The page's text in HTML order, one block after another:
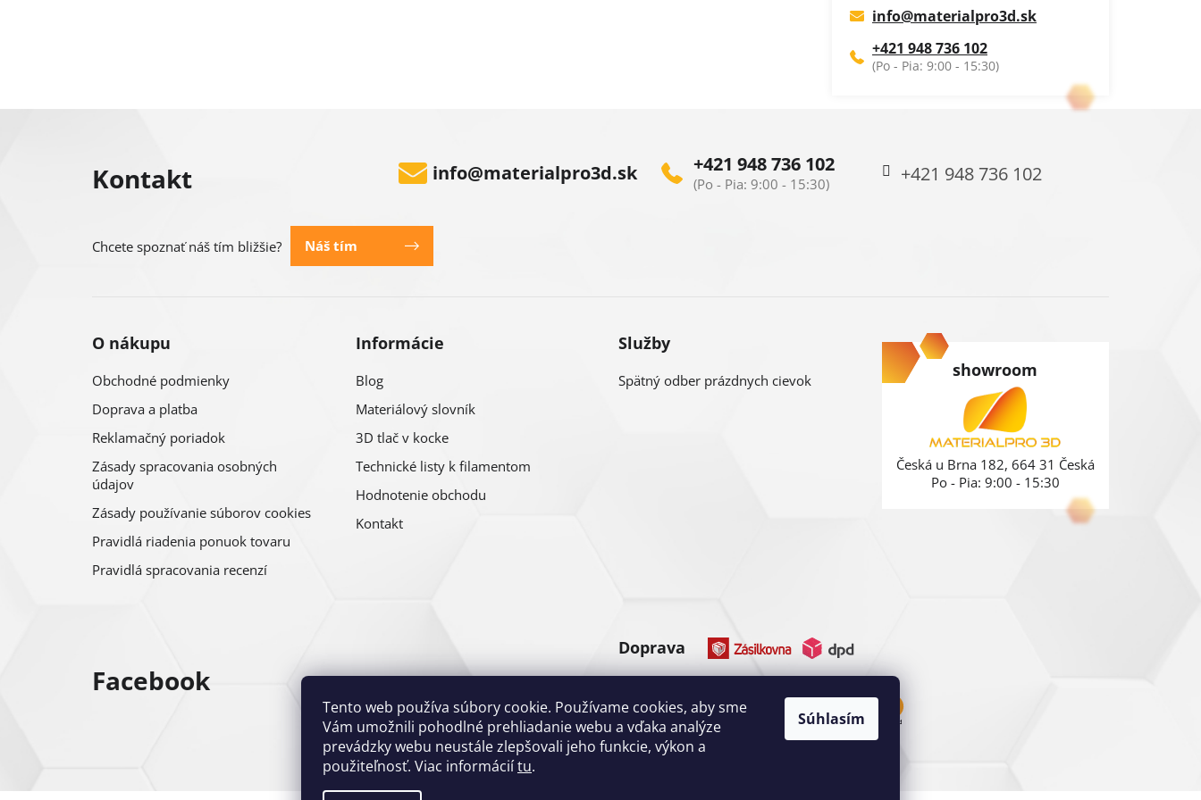
Tento web používa súbory cookie. Používame cookies, aby sme
Vám umožnili pohodlné prehliadanie webu a vďaka analýze
prevádzky webu neustále zlepšovali jeho funkcie, výkon a
použiteľnosť. Viac informáciítu.
Súhlasím
info@materialpro3d.sk
+421 948 736 102
Kontakt info@materialpro3d.sk +421 948 736 102 +421 948 736 102
Chcete spoznať náš tím bližšie? Náš tím
O nákupu
Obchodné podmienky
Doprava a platba
Reklamačný poriadok
Zásady spracovania osobných
údajov
Zásady používanie súborov cookies
Pravidlá riadenia ponuok tovaru
Pravidlá spracovania recenzí
Informácie
Blog
Materiálový slovník
3D tlač v kocke
Technické listy k filamentom
Hodnotenie obchodu
Kontakt
Služby
Spätný odber prázdnych cievok showroom
Česká u Brna 182, 664 31 Česká
Po - Pia: 9:00 - 15:30
Facebook
Doprava
Platba